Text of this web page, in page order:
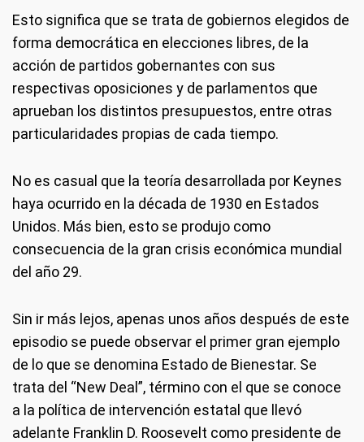
Esto significa que se trata de gobiernos elegidos de
forma democrática en elecciones libres, de la
acción de partidos gobernantes con sus
respectivas oposiciones y de parlamentos que
aprueban los distintos presupuestos, entre otras
particularidades propias de cada tiempo.
No es casual que la teoría desarrollada por Keynes
haya ocurrido en la década de 1930 en Estados
Unidos. Más bien, esto se produjo como
consecuencia de la gran crisis económica mundial
del año 29.
Sin ir más lejos, apenas unos años después de este
episodio se puede observar el primer gran ejemplo
de lo que se denomina Estado de Bienestar. Se
trata del “New Deal”, término con el que se conoce
a la política de intervención estatal que llevó
adelante Franklin D. Roosevelt como presidente de